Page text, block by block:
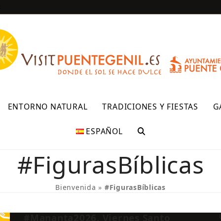
ENTORNO NATURAL TRADICIONES Y FIESTAS
ESPAÑOL
#FigurasBíblicas
Bienvenida » #FigurasBíblicas